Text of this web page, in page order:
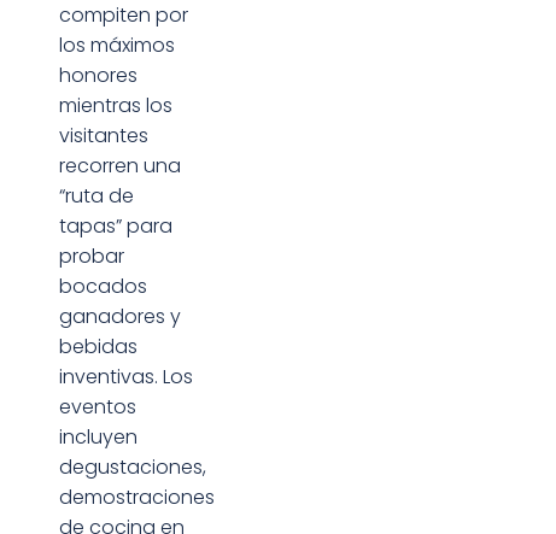
compiten por
los máximos
honores
mientras los
visitantes
recorren una
“ruta de
tapas” para
probar
bocados
ganadores y
bebidas
inventivas. Los
eventos
incluyen
degustaciones,
demostraciones
de cocina en